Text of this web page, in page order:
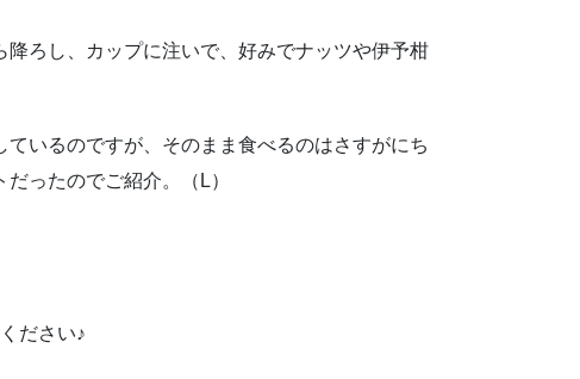
降ろし、カップに注いで、好みでナッツや伊予柑
いるのですが、そのまま食べるのはさすがにち
ったのでご紹介。（L）
ださい♪